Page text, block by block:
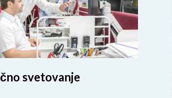
svetovanje